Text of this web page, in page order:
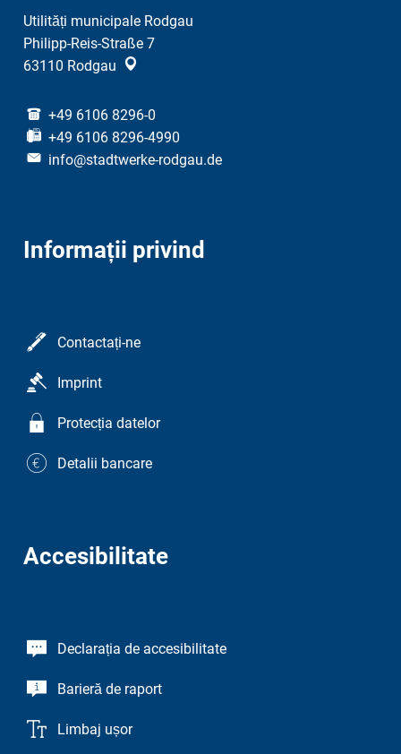
Utilități municipale Rodgau
Philipp-Reis-Straße 7
63110 Rodgau
+49 6106 8296-0
+49 6106 8296-4990
info@stadtwerke-rodgau.de
Informații privind
Contactați-ne
Imprint
Protecția datelor
Detalii bancare
Accesibilitate
Declarația de accesibilitate
Barieră de raport
Limbaj ușor